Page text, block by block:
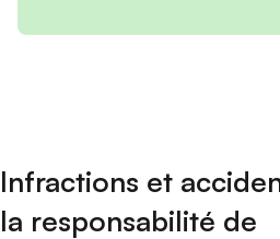
Infractions et
la responsabilité de